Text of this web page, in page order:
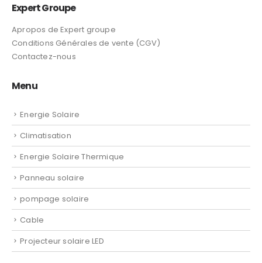
Expert Groupe
Apropos de Expert groupe
Conditions Générales de vente (CGV)
Contactez-nous
Menu
Energie Solaire
Climatisation
Energie Solaire Thermique
Panneau solaire
pompage solaire
Cable
Projecteur solaire LED